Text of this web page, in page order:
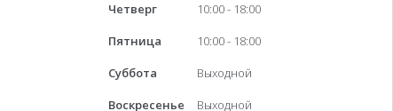
Четверг
10:00
18:00
Пятница
10:00
18:00
Суббота
Выходной
Воскресенье
Выходной